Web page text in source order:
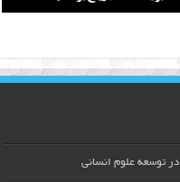
توسعه علوم انسانی